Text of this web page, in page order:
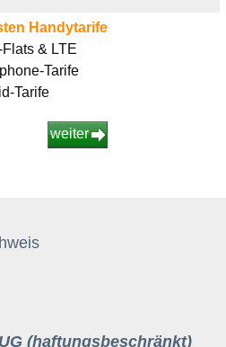
Handytarife
Flats & LTE
Tarife
Tarife
weiter
(haftungsbeschränkt)